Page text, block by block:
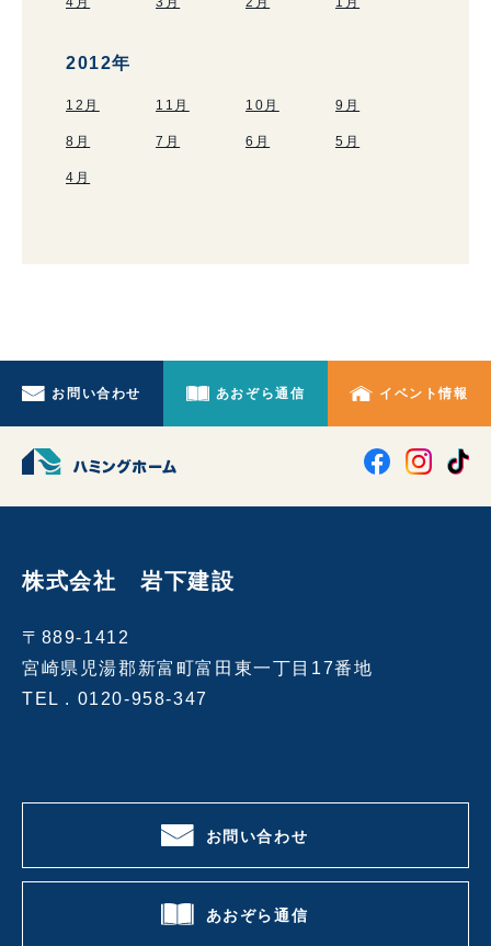
2012年
12月 11月 10月 9月
8月 7月 6月 5月
4月
お問い合わせ あおぞら通信 イベント情報
株式会社 岩下建設
〒889-1412
宮崎県児湯郡新富町富田東一丁目17番地
TEL . 0120-958-347
お問い合わせ
あおぞら通信